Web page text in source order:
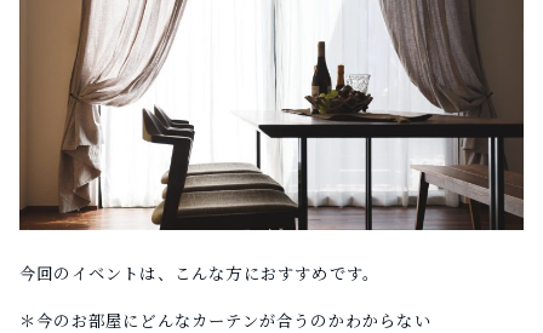
今回のイベントは、こんな方におすすめです。
＊今のお部屋にどんなカーテンが合うのかわからない